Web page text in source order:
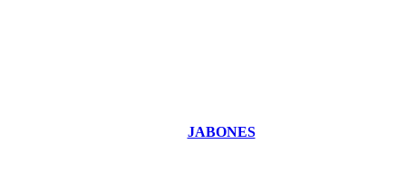
JABONES